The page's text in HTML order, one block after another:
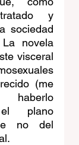
y
sociedad
novela
visceral
(me
haberlo
plano
no del